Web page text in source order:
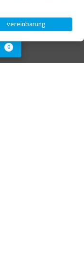
0
vereinbarung